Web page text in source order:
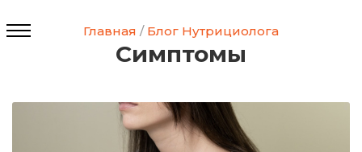
Главная / Блог Нутрициолога
Симптомы